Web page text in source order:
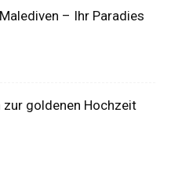
– Ihr Paradies
goldenen Hochzeit